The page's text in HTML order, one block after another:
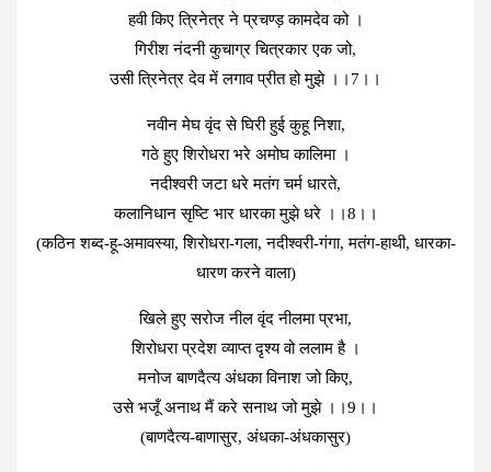
हवी किए त्रिनेत्र ने प्रचण्‍ड़ कामदेव को ।
गिरीश नंदनी कुचाग्र चित्रकार एक जो,
उसी त्रिनेत्र देव में लगाव प्रीत हो मुझे ।।7।।
नवीन मेघ वृंद से घिरी हुई कुहू निशा,
गठे हुए शिरोधरा भरे अमोघ कालिमा ।
नदीश्‍वरी जटा धरे मतंग चर्म धारते,
कलानिधान सृष्टि भार धारका मुझे धरे ।।8।।
(कठिन शब्‍द-हू-अमावस्‍या, शिरोधरा-गला, नदीश्‍वरी-गंगा, मतंग-हाथी, धारका-
धारण करने वाला)
खिले हुए सरोज नील वृंद नीलमा प्रभा,
शिरोधरा प्रदेश व्‍याप्‍त दृश्‍य वो ललाम है ।
मनोज बाणदैत्‍य अंधका विनाश जो किए,
उसे भजूँ अनाथ मैं करे सनाथ जो मुझे ।।9।।
(बाणदैत्‍य-बाणासुर, अंधका-अंधकासुर)